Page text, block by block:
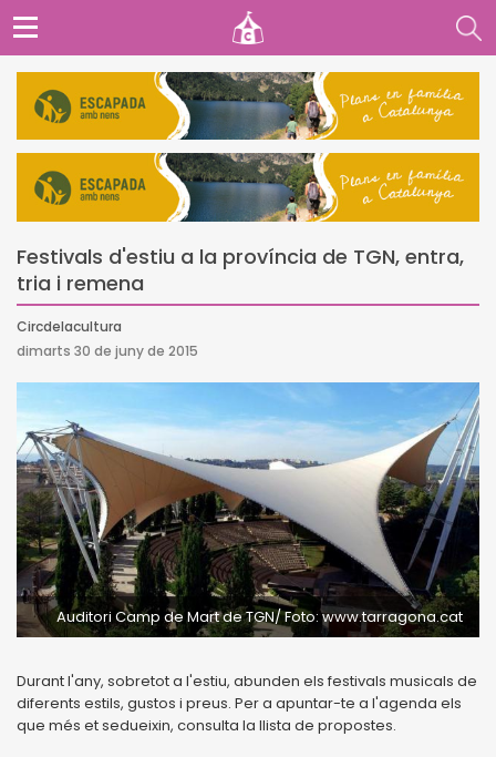
Festivals d'estiu a la província de TGN, entra,
tria i remena
Circdelacultura
dimarts 30 de juny de 2015
Auditori Camp de Mart de TGN/ Foto: www.tarragona.cat
Durant l'any, sobretot a l'estiu, abunden els festivals musicals de
diferents estils, gustos i preus. Per a apuntar-te a l'agenda els
que més et sedueixin, consulta la llista de propostes.